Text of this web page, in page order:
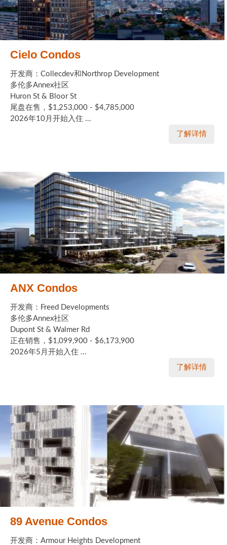
Cielo Condos
开发商：Collecdev和Northrop Development
多伦多Annex社区
Huron St & Bloor St
尾盘在售，$1,253,000 - $4,785,000
2026年10月开始入住 ...
了解详情
ANX Condos
开发商：Freed Developments
多伦多Annex社区
Dupont St & Walmer Rd
正在销售，$1,099,900 - $6,173,900
2026年5月开始入住 ...
了解详情
89 Avenue Condos
开发商：Armour Heights Development